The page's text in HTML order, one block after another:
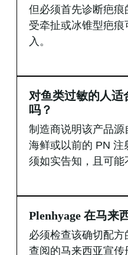
但必须首先诊断疤痕
受牵扯或冰锥型疤
入。
对鱼类过敏的人适
吗？
制造商说明该产品源
海鲜或以前的 PN
须如实告知，且可能
Plenhyage 在马来
必须检查该确切配
查阅的马来西亚宣